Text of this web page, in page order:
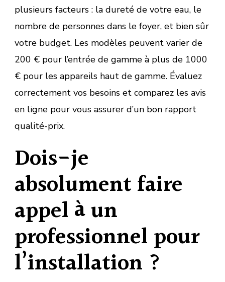
plusieurs facteurs : la dureté de votre eau, le
nombre de personnes dans le foyer, et bien sûr
votre budget. Les modèles peuvent varier de
200 € pour l’entrée de gamme à plus de 1000
€ pour les appareils haut de gamme. Évaluez
correctement vos besoins et comparez les avis
en ligne pour vous assurer d’un bon rapport
qualité-prix.
Dois-je
absolument faire
appel à un
professionnel pour
l’installation ?